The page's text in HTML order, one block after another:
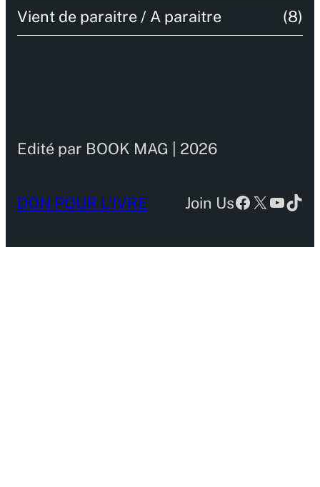
Vient de paraitre / A paraitre (8)
Edité par BOOK MAG | 2026
DON POUR L’IVRE Join UsFacebook
X